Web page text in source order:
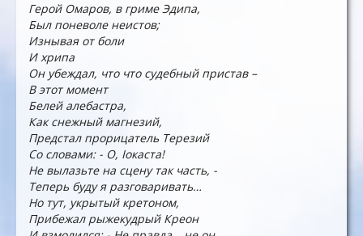
Герой Омаров, в гриме Эдипа,
Был поневоле неистов;
Изнывая от боли
И хрипа
Он убеждал, что что судебный пристав –
В этот момент
Белей алебастра,
Как снежный магнезий,
Предстал прорицатель Терезий
Со словами: - О, Іокаста!
Не вылазьте на сцену так часть, -
Теперь буду я разговаривать…
Но тут, укрытый кретоном,
Прибежал рыжекудрый Креон